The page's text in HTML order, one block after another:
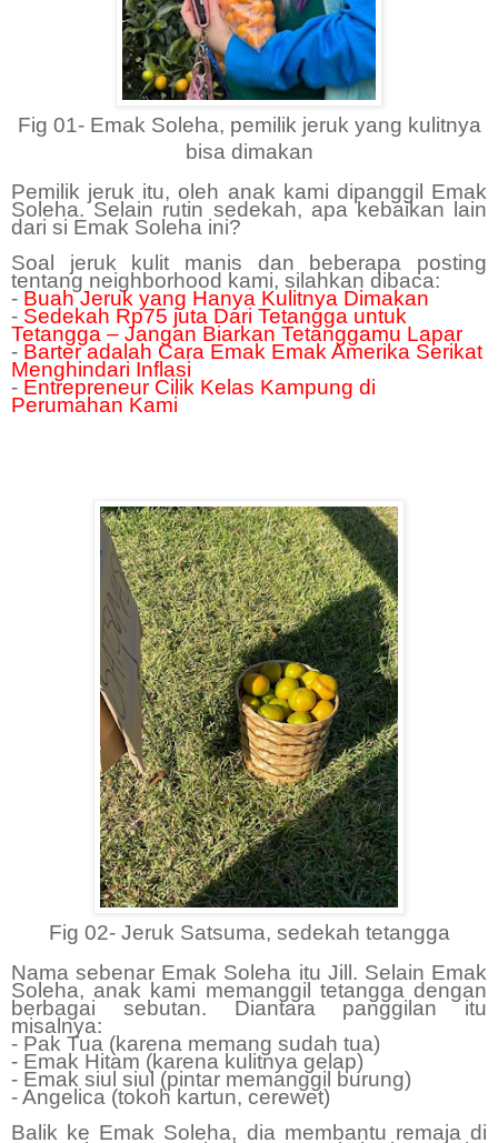
Fig 01- Emak Soleha, pemilik jeruk yang kulitnya
bisa dimakan
Pemilik jeruk itu, oleh anak kami dipanggil Emak
Soleha. Selain rutin sedekah, apa kebaikan lain
dari si Emak Soleha ini?
Soal jeruk kulit manis dan beberapa posting
tentang neighborhood kami, silahkan dibaca:
- Buah Jeruk yang Hanya Kulitnya Dimakan
- Sedekah Rp75 juta Dari Tetangga untuk
Tetangga – Jangan Biarkan Tetanggamu Lapar
- Barter adalah Cara Emak Emak Amerika Serikat
Menghindari Inflasi
- Entrepreneur Cilik Kelas Kampung di
Perumahan Kami
Fig 02- Jeruk Satsuma, sedekah tetangga
Nama sebenar Emak Soleha itu Jill. Selain Emak
Soleha, anak kami memanggil tetangga dengan
berbagai sebutan. Diantara panggilan itu
misalnya:
- Pak Tua (karena memang sudah tua)
- Emak Hitam (karena kulitnya gelap)
- Emak siul siul (pintar memanggil burung)
- Angelica (tokoh kartun, cerewet)
Balik ke Emak Soleha, dia membantu remaja di